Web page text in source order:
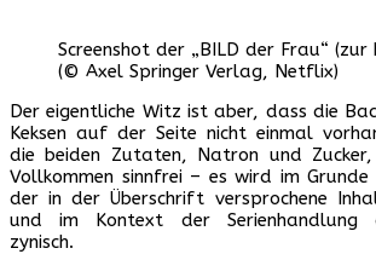
Screenshot der „BILD der Frau“
(© Axel Springer Verlag, Netflix)
Der eigentliche Witz ist aber, dass die
Keksen auf der Seite nicht einmal
die beiden Zutaten, Natron und
Vollkommen sinnfrei – es wird im
der in der Überschrift versprochene
und im Kontext der Serienhandlung
zynisch.